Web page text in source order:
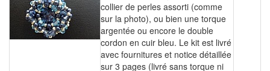
collier de perles assorti (comme
sur la photo), ou bien une torque
argentée ou encore le double
cordon en cuir bleu. Le kit est livré
avec fournitures et notice détaillée
sur 3 pages (livré sans torque ni